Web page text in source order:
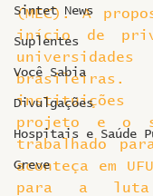
Sintet News
Suplentes
Você Sabia
Divulgações
Hospitais e Saúde
Greve
(MEC). A
início de
instituições
projeto e o
trabalhado
aconteça em
para a